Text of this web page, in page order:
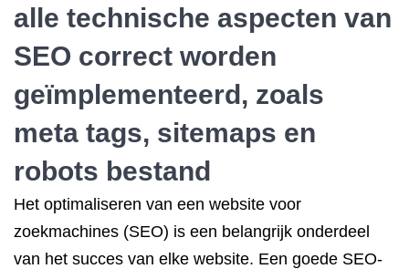
alle technische aspecten van
SEO correct worden
geïmplementeerd, zoals
meta tags, sitemaps en
robots bestand
Het optimaliseren van een website voor
zoekmachines (SEO) is een belangrijk onderdeel
van het succes van elke website. Een goede SEO-